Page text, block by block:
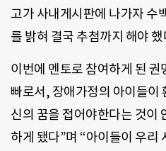
고가 사내게시판에 나가자 수
를 밝혀 결국 추첨까지 해야 했
이번에 멘토로 참여하게 된
빠로서, 장애가정의 아이들이
신의 꿈을 접어야한다는 것이
하게 됐다”며 “아이들이 우리